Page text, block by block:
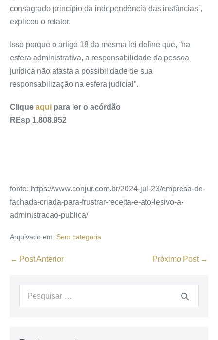
consagrado princípio da independência das instâncias”,
explicou o relator.
Isso porque o artigo 18 da mesma lei define que, “na
esfera administrativa, a responsabilidade da pessoa
jurídica não afasta a possibilidade de sua
responsabilização na esfera judicial”.
Clique aqui para ler o acórdão
REsp 1.808.952
fonte: https://www.conjur.com.br/2024-jul-23/empresa-de-
fachada-criada-para-frustrar-receita-e-ato-lesivo-a-
administracao-publica/
Arquivado em: Sem categoria
← Post Anterior Próximo Post →